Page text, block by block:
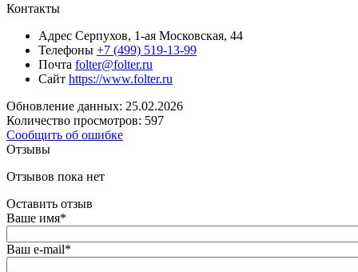
Контакты
Адрес Серпухов, 1-ая Московская, 44
Телефоны +7 (499) 519-13-99
Почта folter@folter.ru
Сайт https://www.folter.ru
Обновление данных: 25.02.2026
Количество просмотров: 597
Сообщить об ошибке
Отзывы
Отзывов пока нет
Оставить отзыв
Ваше имя*
Ваш e-mail*